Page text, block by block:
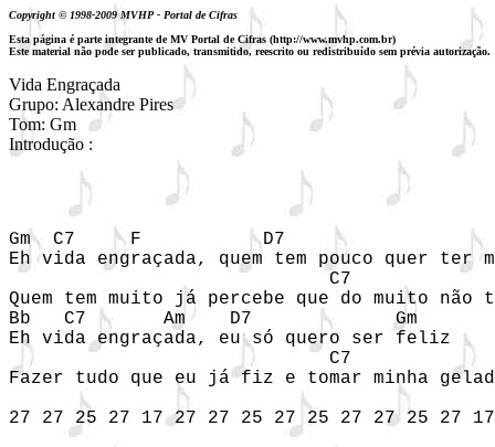
Copyright © 1998-2009 MVHP - Portal de Cifras
Esta página é parte integrante de MV Portal de Cifras (http://www.mvhp.com.br)
Este material não pode ser publicado, transmitido, reescrito ou redistribuído sem prévia autorização.
Vida Engraçada
Grupo: Alexandre Pires
Tom: Gm
Introdução :
Gm  C7     F           D7
Eh vida engraçada, quem tem pouco quer ter
C7
Quem tem muito já percebe que do muito não
Bb   C7       Am    D7             Gm
Eh vida engraçada, eu só quero ser feliz
C7
Fazer tudo que eu já fiz e tomar minha
27 27 25 27 17 27 27 25 27 25 27 27 25 27